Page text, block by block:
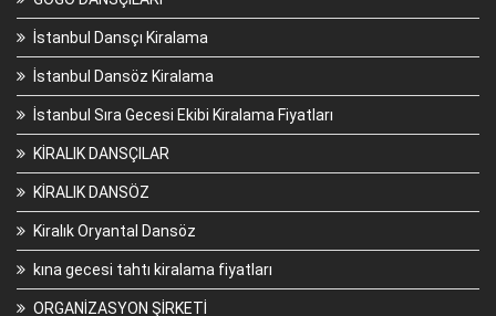
İstanbul Dansçı Kiralama
İstanbul Dansöz Kiralama
İstanbul Sıra Gecesi Ekibi Kiralama Fiyatları
KİRALIK DANSÇILAR
KİRALIK DANSÖZ
Kiralık Oryantal Dansöz
kına gecesi tahtı kiralama fiyatları
ORGANİZASYON ŞİRKETİ